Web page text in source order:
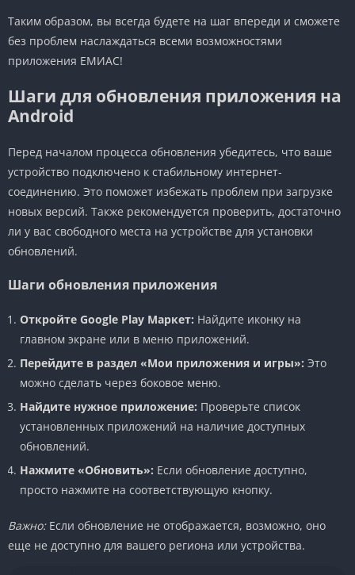
Таким образом, вы всегда будете на шаг впереди и сможете
без проблем наслаждаться всеми возможностями
приложения ЕМИАС!
Шаги для обновления приложения на
Android
Перед началом процесса обновления убедитесь, что ваше
устройство подключено к стабильному интернет-
соединению. Это поможет избежать проблем при загрузке
новых версий. Также рекомендуется проверить, достаточно
ли у вас свободного места на устройстве для установки
обновлений.
Шаги обновления приложения
Откройте Google Play Маркет: Найдите иконку на
главном экране или в меню приложений.
Перейдите в раздел «Мои приложения и игры»: Это
можно сделать через боковое меню.
Найдите нужное приложение: Проверьте список
установленных приложений на наличие доступных
обновлений.
Нажмите «Обновить»: Если обновление доступно,
просто нажмите на соответствующую кнопку.
Важно:Если обновление не отображается, возможно, оно
еще не доступно для вашего региона или устройства.